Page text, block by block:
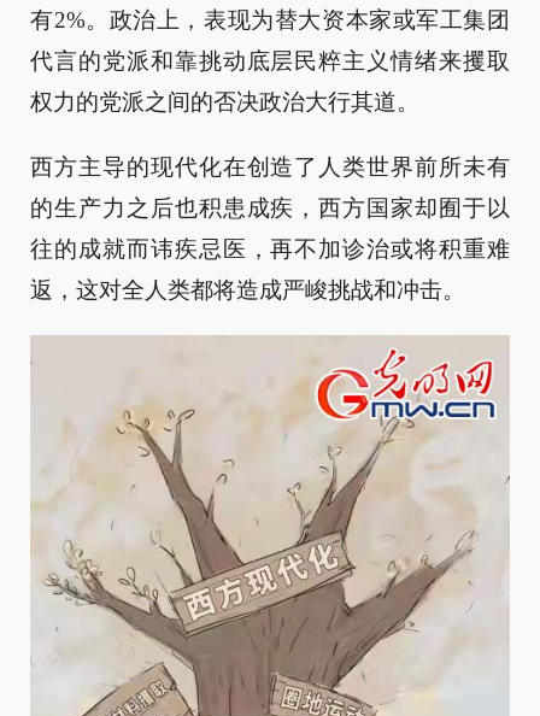
有2%。政治上，表现为替大资本家或军工集团
代言的党派和靠挑动底层民粹主义情绪来攫取
权力的党派之间的否决政治大行其道。
西方主导的现代化在创造了人类世界前所未有
的生产力之后也积患成疾，西方国家却囿于以
往的成就而讳疾忌医，再不加诊治或将积重难
返，这对全人类都将造成严峻挑战和冲击。